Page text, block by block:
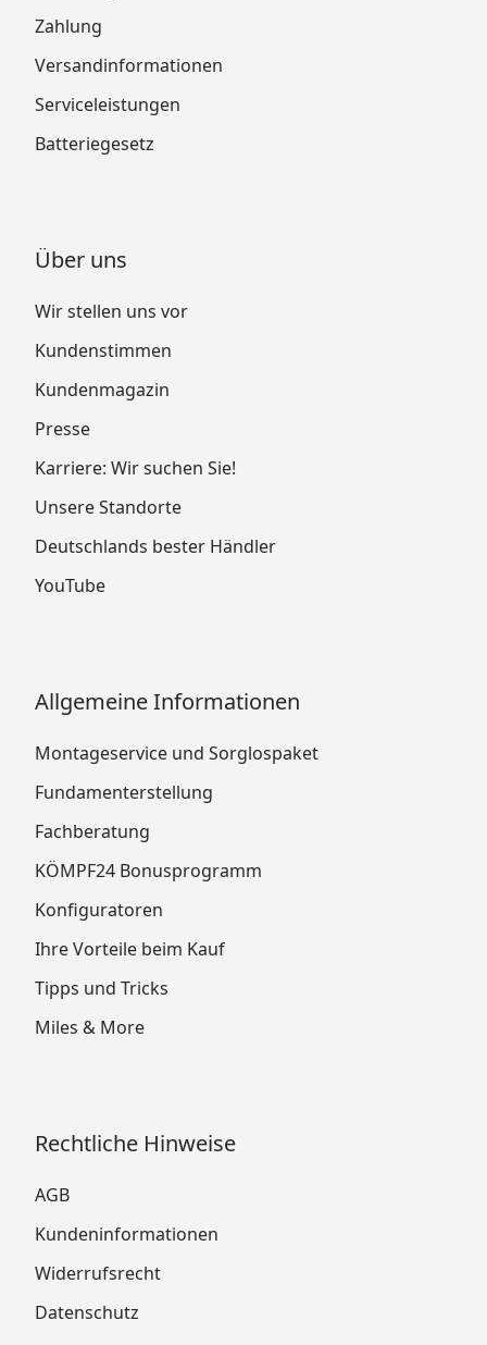
Zahlung
Versandinformationen
Serviceleistungen
Batteriegesetz
Über uns
Wir stellen uns vor
Kundenstimmen
Kundenmagazin
Presse
Karriere: Wir suchen Sie!
Unsere Standorte
Deutschlands bester Händler
YouTube
Allgemeine Informationen
Montageservice und Sorglospaket
Fundamenterstellung
Fachberatung
KÖMPF24 Bonusprogramm
Konfiguratoren
Ihre Vorteile beim Kauf
Tipps und Tricks
Miles & More
Rechtliche Hinweise
AGB
Kundeninformationen
Widerrufsrecht
Datenschutz